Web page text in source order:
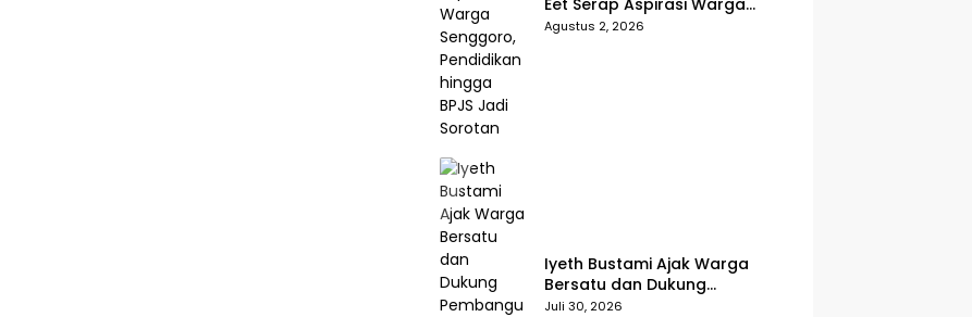
Eet Serap Aspirasi Warga
Senggoro, Pendidikan hingga
Agustus 2, 2026
Iyeth Bustami Ajak Warga
Bersatu dan Dukung
Pembangunan di Hari Jadi
Juli 30, 2026